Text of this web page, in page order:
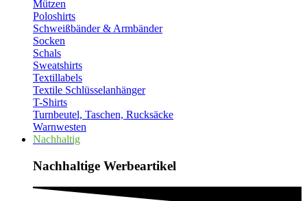
Mützen
Poloshirts
Schweißbänder & Armbänder
Socken
Schals
Sweatshirts
Textillabels
Textile Schlüsselanhänger
T-Shirts
Turnbeutel, Taschen, Rucksäcke
Warnwesten
Nachhaltig
Nachhaltige Werbeartikel​